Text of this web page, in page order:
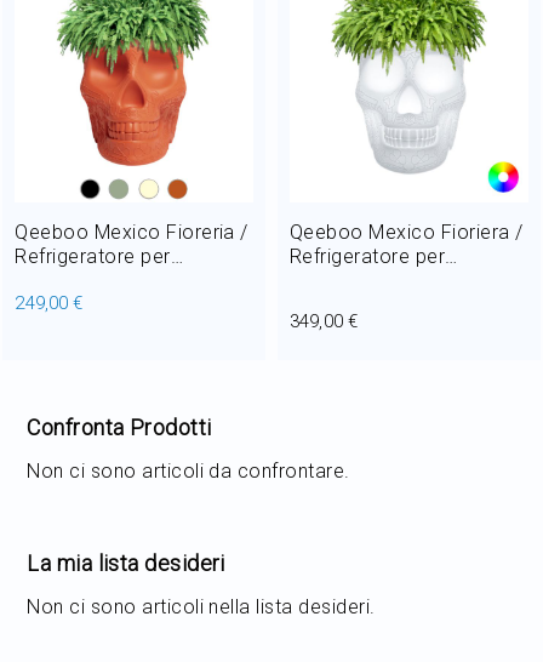
Home Decor
Outlet
Il mio Account
Qeeboo Mexico Fioreria /
Refrigeratore per
249,00 €
Qeeboo Mexico Fioriera /
Refrigeratore per
esterno
349,00 €
Confronta Prodotti
Non ci sono articoli da confrontare.
La mia lista desideri
Non ci sono articoli nella lista desideri.